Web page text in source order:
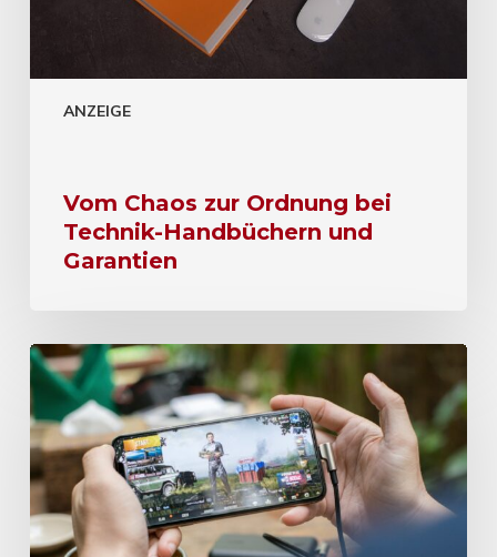
ANZEIGE
Vom Chaos zur Ordnung bei
Technik-Handbüchern und
Garantien